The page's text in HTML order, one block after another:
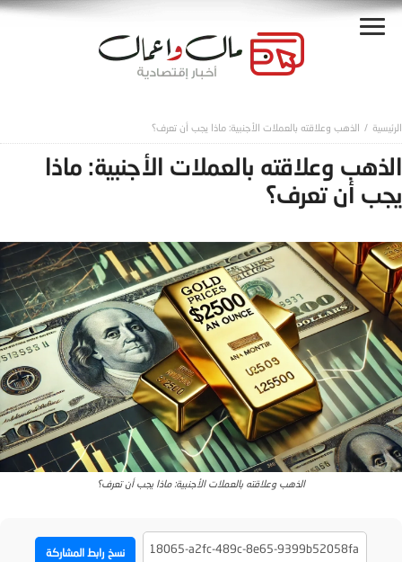
الذهب وعلاقته بالعملات الأجنبية: ماذا يجب أن تعرف؟
الذهب وعلاقته بالعملات الأجنبية: ماذا
يجب أن تعرف؟
الذهب وعلاقته بالعملات الأجنبية: ماذا يجب أن تعرف؟
نسخ رابط المشاركة